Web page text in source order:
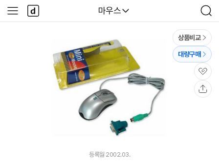
다나와
마우스
검
색
사
이
다
나
와
상품비교
대량구매
관
심
등록월 2002.03.